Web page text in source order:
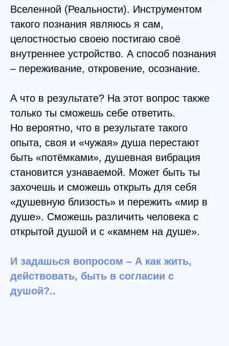
Вселенной (Реальности). Инструментом
такого познания являюсь я сам,
целостностью своею постигаю своё
внутреннее устройство. А способ познания
– переживание, откровение, осознание.
А что в результате? На этот вопрос также
только ты сможешь себе ответить.
Но вероятно, что в результате такого
опыта, своя и «чужая» душа перестают
быть «потёмками», душевная вибрация
становится узнаваемой. Может быть ты
захочешь и сможешь открыть для себя
«душевную близость» и пережить «мир в
душе». Сможешь различить человека с
открытой душой и с «камнем на душе».
И задашься вопросом – А как жить,
действовать, быть в согласии с
душой?..